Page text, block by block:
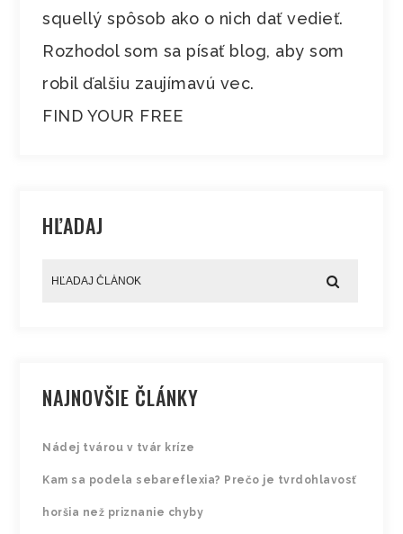
squellý spôsob ako o nich dať vedieť.
Rozhodol som sa písať blog, aby som
robil ďalšiu zaujímavú vec.
FIND YOUR FREE
HĽADAJ
NAJNOVŠIE ČLÁNKY
Nádej tvárou v tvár kríze
Kam sa podela sebareflexia? Prečo je tvrdohlavosť
horšia než priznanie chyby